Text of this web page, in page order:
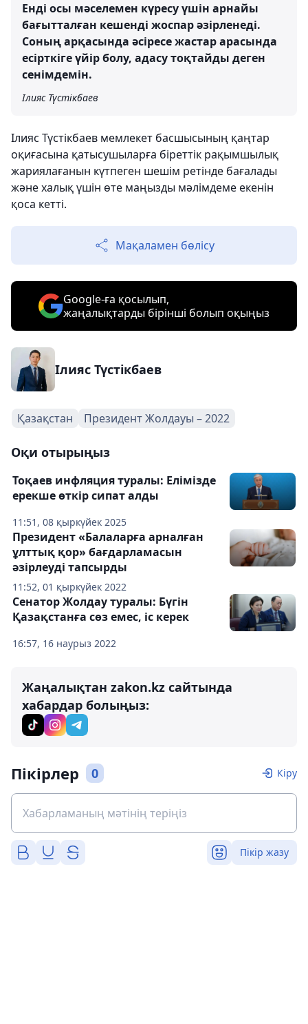
Енді осы мәселемен күресу үшін арнайы
бағытталған кешенді жоспар әзірленеді.
Соның арқасында әсіресе жастар арасында
есірткіге үйір болу, адасу тоқтайды деген
сенімдемін.
Ілияс Түстікбаев
Ілияс Түстікбаев мемлекет басшысының қаңтар
оқиғасына қатысушыларға біреттік рақымшылық
жариялағанын күтпеген шешім ретінде бағалады
және халық үшін өте маңызды мәлімдеме екенін
қоса кетті.
Мақаламен бөлісу
Google-ға қосылып,
жаңалықтарды бірінші болып оқыңыз
Ілияс Түстікбаев
Қазақстан Президент Жолдауы – 2022
Оқи отырыңыз
11:51, 08 қыркүйек 2025
Тоқаев инфляция туралы: Елімізде
ерекше өткір сипат алды
11:52, 01 қыркүйек 2022
Президент «Балаларға арналған
ұлттық қор» бағдарламасын
әзірлеуді тапсырды
16:57, 16 наурыз 2022
Сенатор Жолдау туралы: Бүгін
Қазақстанға сөз емес, іс керек
Жаңалықтан zakon.kz сайтында
хабардар болыңыз:
Пікірлер 0 Кіру
Пікір жазу